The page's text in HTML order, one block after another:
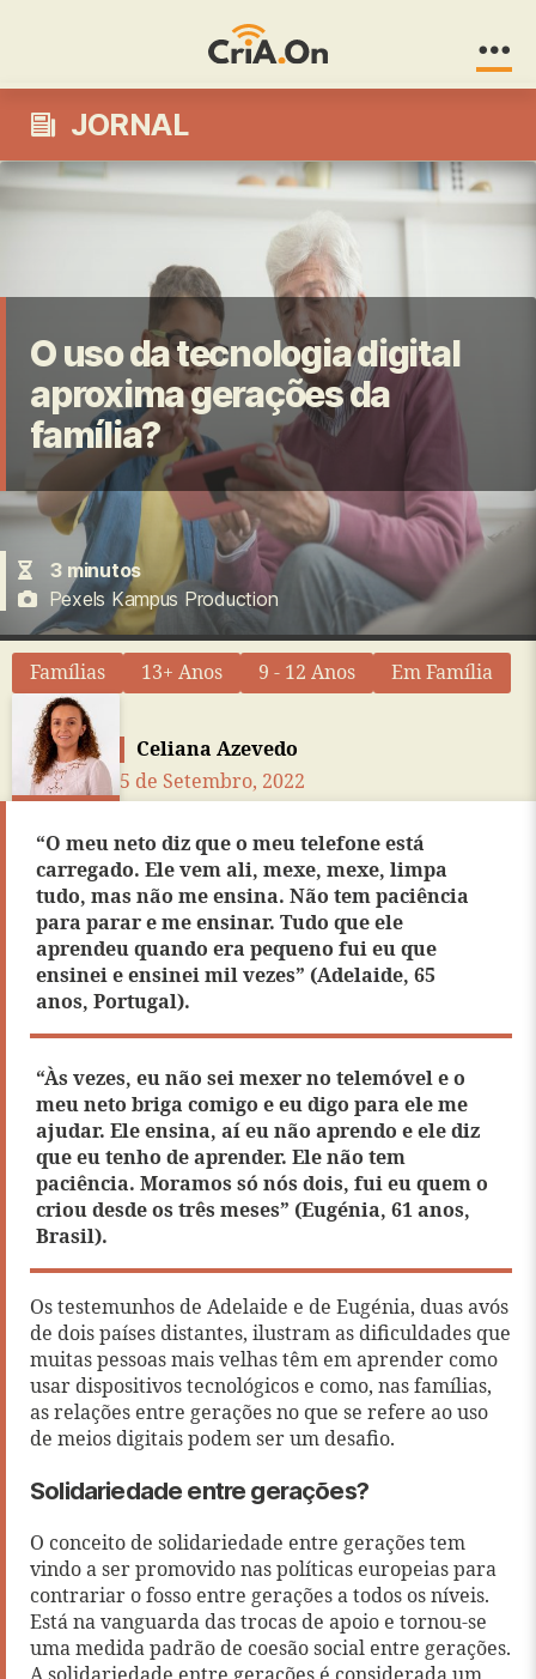
JORNAL
O uso da tecnologia digital
aproxima gerações da
família?
3 minutos
Pexels Kampus Production
Famílias 13+ Anos 9 - 12 Anos Em Família
Celiana Azevedo
5 de Setembro, 2022
“O meu neto diz que o meu telefone está
carregado. Ele vem ali, mexe, mexe, limpa
tudo, mas não me ensina. Não tem paciência
para parar e me ensinar. Tudo que ele
aprendeu quando era pequeno fui eu que
ensinei e ensinei mil vezes” (Adelaide, 65
anos, Portugal).
“Às vezes, eu não sei mexer no telemóvel e o
meu neto briga comigo e eu digo para ele me
ajudar. Ele ensina, aí eu não aprendo e ele diz
que eu tenho de aprender. Ele não tem
paciência. Moramos só nós dois, fui eu quem o
criou desde os três meses” (Eugénia, 61 anos,
Brasil).
Os testemunhos de Adelaide e de Eugénia, duas avós
de dois países distantes, ilustram as dificuldades que
muitas pessoas mais velhas têm em aprender como
usar dispositivos tecnológicos e como, nas famílias,
as relações entre gerações no que se refere ao uso
de meios digitais podem ser um desafio.
Solidariedade entre gerações?
O conceito de solidariedade entre gerações tem
vindo a ser promovido nas políticas europeias para
contrariar o fosso entre gerações a todos os níveis.
Está na vanguarda das trocas de apoio e tornou-se
uma medida padrão de coesão social entre gerações.